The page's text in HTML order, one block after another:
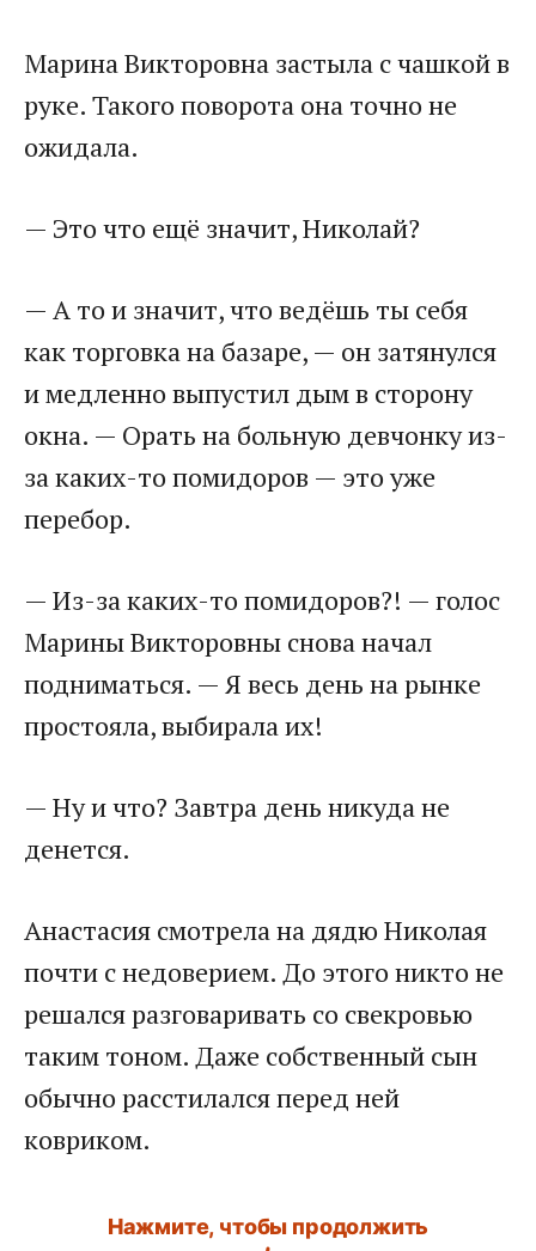
Марина Викторовна застыла с чашкой в
руке. Такого поворота она точно не
ожидала.
— Это что ещё значит, Николай?
— А то и значит, что ведёшь ты себя
как торговка на базаре, — он затянулся
и медленно выпустил дым в сторону
окна. — Орать на больную девчонку из-
за каких-то помидоров — это уже
перебор.
— Из-за каких-то помидоров?! — голос
Марины Викторовны снова начал
подниматься. — Я весь день на рынке
простояла, выбирала их!
— Ну и что? Завтра день никуда не
денется.
Анастасия смотрела на дядю Николая
почти с недоверием. До этого никто не
решался разговаривать со свекровью
таким тоном. Даже собственный сын
обычно расстилался перед ней
ковриком.
Нажмите, чтобы продолжить